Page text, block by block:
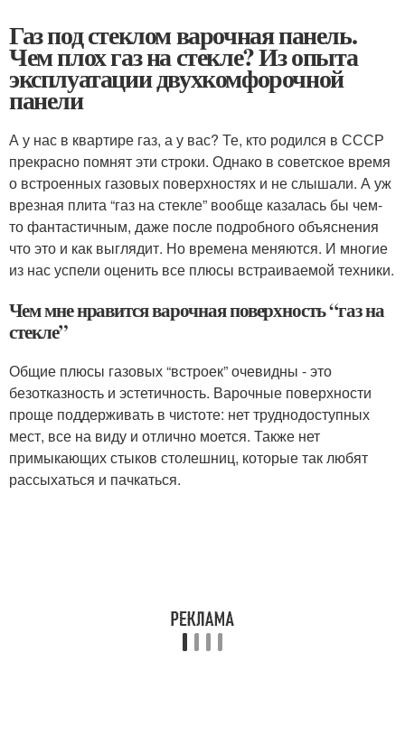
Газ под стеклом варочная панель.
Чем плох газ на стекле? Из опыта
эксплуатации двухкомфорочной
панели
А у нас в квартире газ, а у вас? Те, кто родился в СССР
прекрасно помнят эти строки. Однако в советское время
о встроенных газовых поверхностях и не слышали. А уж
врезная плита “газ на стекле” вообще казалась бы чем-
то фантастичным, даже после подробного объяснения
что это и как выглядит. Но времена меняются. И многие
из нас успели оценить все плюсы встраиваемой техники.
Чем мне нравится варочная поверхность “газ на
стекле”
Общие плюсы газовых “встроек” очевидны - это
безотказность и эстетичность. Варочные поверхности
проще поддерживать в чистоте: нет труднодоступных
мест, все на виду и отлично моется. Также нет
примыкающих стыков столешниц, которые так любят
рассыхаться и пачкаться.